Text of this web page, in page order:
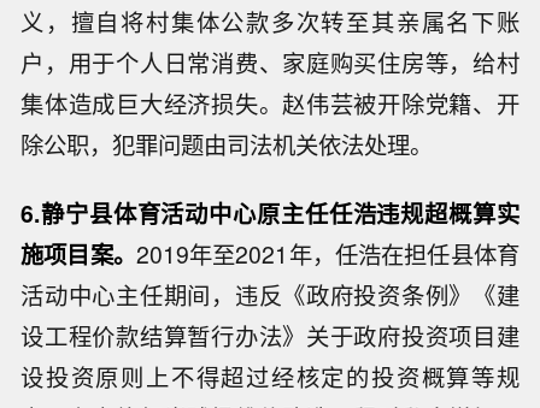
义，擅自将村集体公款多次转至其亲属名下账
户，用于个人日常消费、家庭购买住房等，给村
集体造成巨大经济损失。赵伟芸被开除党籍、开
除公职，犯罪问题由司法机关依法处理。
6.静宁县体育活动中心原主任任浩违规超概算实
施项目案。 2019年至2021年，任浩在担任县体育
活动中心主任期间，违反《政府投资条例》《建
设工程价款结算暂行办法》关于政府投资项目建
设投资原则上不得超过经核定的投资概算等规